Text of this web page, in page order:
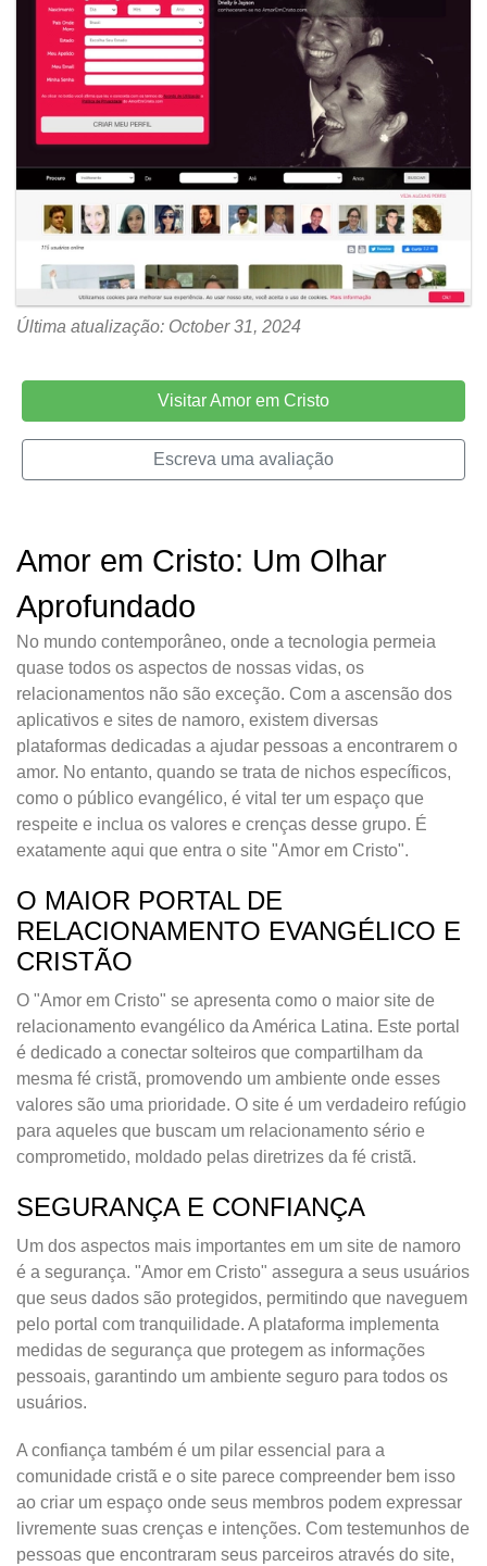
Última atualização: October 31, 2024
Visitar Amor em Cristo
Escreva uma avaliação
Amor em Cristo: Um Olhar
Aprofundado
No mundo contemporâneo, onde a tecnologia permeia
quase todos os aspectos de nossas vidas, os
relacionamentos não são exceção. Com a ascensão dos
aplicativos e sites de namoro, existem diversas
plataformas dedicadas a ajudar pessoas a encontrarem o
amor. No entanto, quando se trata de nichos específicos,
como o público evangélico, é vital ter um espaço que
respeite e inclua os valores e crenças desse grupo. É
exatamente aqui que entra o site "Amor em Cristo".
O MAIOR PORTAL DE
RELACIONAMENTO EVANGÉLICO E
CRISTÃO
O "Amor em Cristo" se apresenta como o maior site de
relacionamento evangélico da América Latina. Este portal
é dedicado a conectar solteiros que compartilham da
mesma fé cristã, promovendo um ambiente onde esses
valores são uma prioridade. O site é um verdadeiro refúgio
para aqueles que buscam um relacionamento sério e
comprometido, moldado pelas diretrizes da fé cristã.
SEGURANÇA E CONFIANÇA
Um dos aspectos mais importantes em um site de namoro
é a segurança. "Amor em Cristo" assegura a seus usuários
que seus dados são protegidos, permitindo que naveguem
pelo portal com tranquilidade. A plataforma implementa
medidas de segurança que protegem as informações
pessoais, garantindo um ambiente seguro para todos os
usuários.
A confiança também é um pilar essencial para a
comunidade cristã e o site parece compreender bem isso
ao criar um espaço onde seus membros podem expressar
livremente suas crenças e intenções. Com testemunhos de
pessoas que encontraram seus parceiros através do site,